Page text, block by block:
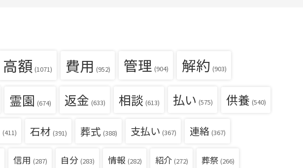
高額 (1071) 費用 (952) 管理 (904) 解約 (903)
霊園 (674) 返金 (633) 相談 (613) 払い (575) 供養 (540)
(411) 石材 (391) 葬式 (388) 支払い (367) 連絡 (367)
信用 (287) 自分 (283) 情報 (282) 紹介 (272) 葬祭 (266)